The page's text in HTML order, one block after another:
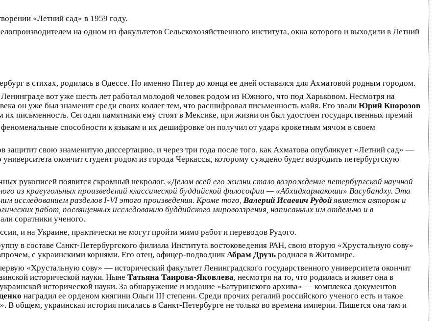
«Летний сад» в 1959 году.
на одном из факультетов Сельскохозяйственного института, окна которого и выходили в Летний
в стихах, родилась в Одессе. Но именно Питер до конца ее дней оставался для Ахматовой родным городом.
вот уже шесть лет работал молодой человек родом из Южного, что под Харьковом. Несмотря на
он уже был знаменит среди своих коллег тем, что расшифровал письменность майя. Его звали Юрий Кнорозов
письменность. Сегодня памятники ему стоят в Мексике, при жизни он был удостоен государственных премий
способности к языкам и их дешифровке он получил от удара крокетным мячом в своем
защитит свою знаменитую диссертацию, и через три года после того, как Ахматова опубликует «Летний сад» —
окончит студент родом из города Черкассы, которому суждено будет возродить петербургскую
рукописей появится скромный некролог. «Делом всей его жизни стало возрождение петербургской научной
из краеугольных произведений классической буддийской философии — «Абхидхармакоши» Васубандху. Эта
исследованием разделов I-VI этого произведения. Кроме того, Валерий Исаевич Рудой является автором и
работ, посвященных исследованию буддийского мировоззрения, написанных им отдельно и в
соратники ученого.
и на Украине, практически не могут пройти мимо работ и переводов Рудого.
в составе Санкт-Петербургского филиала Института востоковедения РАН, свою вторую «Хрустальную сову»
с украинскими корнями. Его отец, офицер-подводник Абрам Друзь родился в Житомире.
«Хрустальную сову» — исторический факультет Ленинградского государственного университета окончит
исторической науки. Ныне Татьяна Таирова-Яковлева, несмотря на то, что родилась и живет она в
исторической науки. За обнаружение и издание «Батуринского архива» — комплекса документов
наградил ее орденом княгини Ольги ΙΙΙ степени. Среди прочих регалий российского ученого есть и такое
В общем, украинская история писалась в Санкт-Петербурге не только во времена империи. Пишется она там и